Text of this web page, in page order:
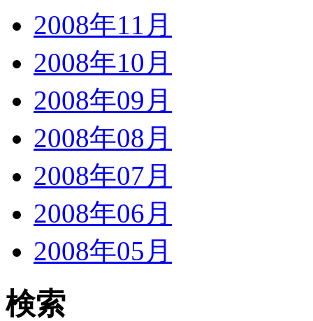
2008年11月
2008年10月
2008年09月
2008年08月
2008年07月
2008年06月
2008年05月
検索